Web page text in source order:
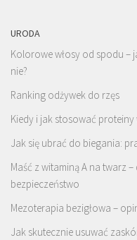
URODA
Kolorowe włosy od spodu –
nie?
Ranking odżywek do rzęs
Kiedy i jak stosować proteiny
Jak się ubrać do biegania:
Maść z witaminą A na twarz
bezpieczeństwo
Mezoterapia bezigłowa –
Jak skutecznie usuwać